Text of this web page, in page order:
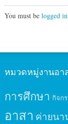
You must be logged in
หมวดหมู่งานอา
การศึกษา กิจก
อาสา ค่ายนา